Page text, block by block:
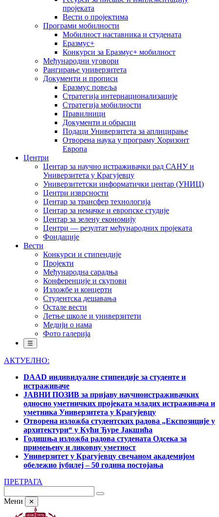
пројеката
Вести о пројектима
Програми мобилности
Мобилност наставника и студената
Еразмус+
Конкурси за Еразмус+ мобилност
Међународни уговори
Рангирање универзитета
Документи и прописи
Еразмус повеља
Стратегија интернационализације
Стратегија мобилности
Правилници
Документи и обрасци
Подаци Универзитета за аплицирање
Отворена наука у програму Хоризонт
Европа
Центри
Центар за научно истраживачки рад САНУ и
Универзитета у Крагујевцу
Универзитетски информатички центар (УНИЦ)
Центри изврсности
Центар за трансфер технологија
Центар за немачке и европске студије
Центар за зелену економију
Центри — резултат међународних пројеката
Фондације
Вести
Конкурси и стипендије
Пројекти
Међународна сарадња
Конференције и скупови
Изложбе и концерти
Студентска дешавања
Остале вести
Летње школе и универзитети
Медији о нама
Фото галерија
☰
АКТУЕЛНО:
DAAD индивидуалне стипендије за студенте и
истраживаче
ЈАВНИ ПОЗИВ за пријаву научноистраживачких
односно уметничких пројеката младих истраживача и
уметника Универзитета у Крагујевцу
Отворена изложба студентских радова „Експозиције у
архитектури“ у Кући Ђуре Јакшића
Годишња изложба радова студената Одсека за
примењену и ликовну уметност
Универзитет у Крагујевцу свечаном академијом
обележио јубилеј – 50 година постојања
ПРЕТРАГА
Мени ✕